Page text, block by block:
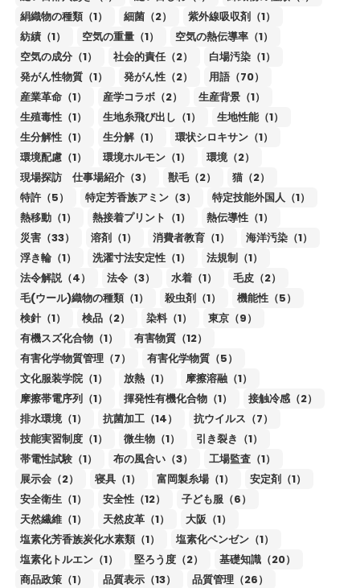
絹織物の種類（1）
細菌（2）
紫外線吸収剤（1）
紡績（1）
空気の重量（1）
空気の熱伝導率（1）
空気の成分（1）
社会的責任（2）
白場汚染（1）
発がん性物質（1）
発がん性（2）
用語（70）
産業革命（1）
産学コラボ（2）
生産背景（1）
生殖毒性（1）
生地糸飛び出し（1）
生地性能（1）
生分解性（1）
生分解（1）
環状シロキサン（1）
環境配慮（1）
環境ホルモン（1）
環境（2）
現場探訪 仕事場紹介（3）
獣毛（2）
猫（2）
特許（5）
特定芳香族アミン（3）
特定技能外国人（1）
熱移動（1）
熱接着プリント（1）
熱伝導性（1）
災害（33）
溶剤（1） 消費者教育（1）
海洋汚染（1）
浮き輪（1）
洗濯寸法安定性（1）
法規制（1）
法令解説（4）
法令（3） 水着（1）
毛皮（2）
毛(ウール)織物の種類（1）
殺虫剤（1）
機能性（5）
検針（1）
検品（2） 染料（1）
東京（9）
有機スズ化合物（1）
有害物質（12）
有害化学物質管理（7）
有害化学物質（5）
文化服装学院（1）
放熱（1）
摩擦溶融（1）
摩擦帯電序列（1）
揮発性有機化合物（1）
接触冷感（2）
排水環境（1）
抗菌加工（14）
抗ウイルス（7）
技能実習制度（1）
微生物（1）
引き裂き（1）
帯電性試験（1）
布の風合い（3）
工場監査（1）
展示会（2）
寝具（1） 富岡製糸場（1）
安定剤（1）
安全衛生（1）
安全性（12）
子ども服（6）
天然繊維（1）
天然皮革（1）
大阪（1）
塩素化芳香族炭化水素類（1）
塩素化ベンゼン（1）
塩素化トルエン（1）
堅ろう度（2）
基礎知識（20）
商品政策（1）
品質表示（13）
品質管理（26）